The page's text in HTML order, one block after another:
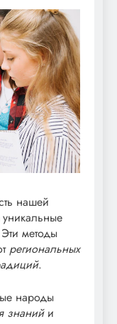
нашей
методы
региональных
.
народы
знанийи